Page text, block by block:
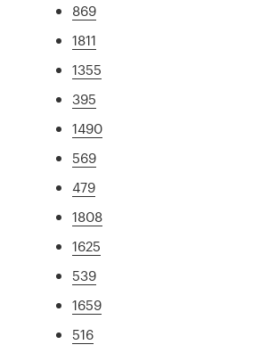
869
1811
1355
395
1490
569
479
1808
1625
539
1659
516